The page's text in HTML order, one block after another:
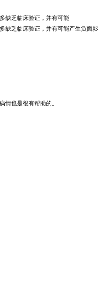
缺乏临床验证，并有可能
缺乏临床验证，并有可能产生负面影
情也是很有帮助的。